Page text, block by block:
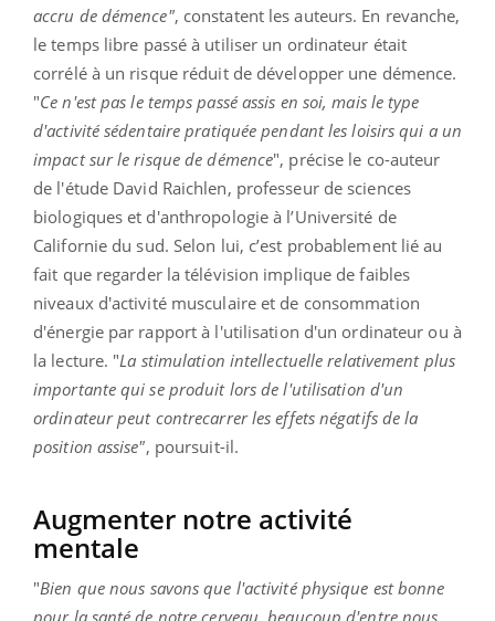
accru de démence", constatent les auteurs. En revanche,
le temps libre passé à utiliser un ordinateur était
corrélé à un risque réduit de développer une démence.
"Ce n'est pas le temps passé assis en soi, mais le type
d'activité sédentaire pratiquée pendant les loisirs qui a un
impact sur le risque de démence", précise le co-auteur
de l'étude David Raichlen, professeur de sciences
biologiques et d'anthropologie à l’Université de
Californie du sud. Selon lui, c’est probablement lié au
fait que regarder la télévision implique de faibles
niveaux d'activité musculaire et de consommation
d'énergie par rapport à l'utilisation d'un ordinateur ou à
la lecture. "La stimulation intellectuelle relativement plus
importante qui se produit lors de l'utilisation d'un
ordinateur peut contrecarrer les effets négatifs de la
position assise", poursuit-il.
Augmenter notre activité
mentale
"Bien que nous savons que l'activité physique est bonne